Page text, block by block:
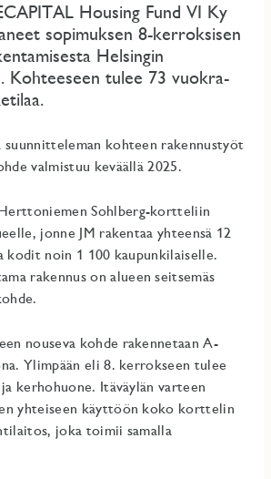
Housing Fund VI Ky
sopimuksen 8-kerroksisen
Helsingin
Kohteeseen tulee 73 vuokra-
suunnitteleman kohteen rakennustyöt
valmistuu keväällä 2025.
Sohlberg-kortteliin
jonne JM rakentaa yhteensä 12
kodit noin 1 100 kaupunkilaiselle.
rakennus on alueen seitsemäs
nouseva kohde rakennetaan A-
Ylimpään eli 8. kerrokseen tulee
kerhohuone. Itäväylän varteen
yhteiseen käyttöön koko korttelin
joka toimii samalla